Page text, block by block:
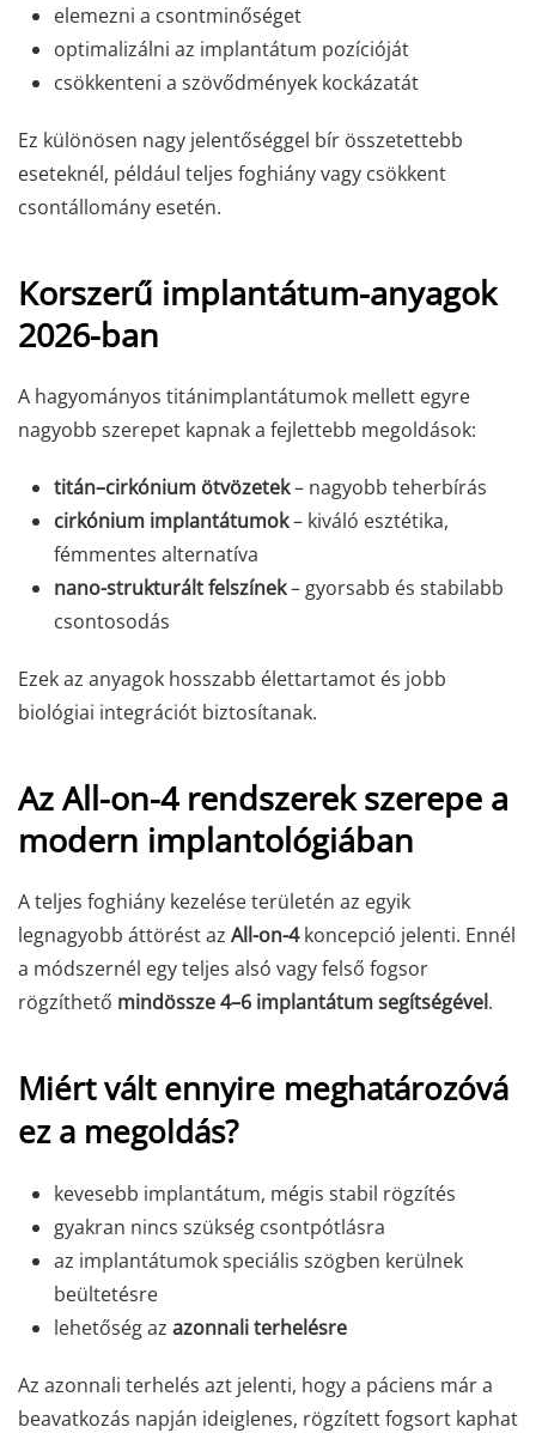
elemezni a csontminőséget
optimalizálni az implantátum pozícióját
csökkenteni a szövődmények kockázatát
Ez különösen nagy jelentőséggel bír összetettebb
eseteknél, például teljes foghiány vagy csökkent
csontállomány esetén.
Korszerű implantátum-anyagok
2026-ban
A hagyományos titánimplantátumok mellett egyre
nagyobb szerepet kapnak a fejlettebb megoldások:
titán–cirkónium ötvözetek– nagyobb teherbírás
cirkónium implantátumok– kiváló esztétika,
fémmentes alternatíva
nano-strukturált felszínek– gyorsabb és stabilabb
csontosodás
Ezek az anyagok hosszabb élettartamot és jobb
biológiai integrációt biztosítanak.
Az All-on-4 rendszerek szerepe a
modern implantológiában
A teljes foghiány kezelése területén az egyik
legnagyobb áttörést az All-on-4koncepció jelenti. Ennél
a módszernél egy teljes alsó vagy felső fogsor
rögzíthető mindössze 4–6 implantátum segítségével.
Miért vált ennyire meghatározóvá
ez a megoldás?
kevesebb implantátum, mégis stabil rögzítés
gyakran nincs szükség csontpótlásra
az implantátumok speciális szögben kerülnek
beültetésre
lehetőség az azonnali terhelésre
Az azonnali terhelés azt jelenti, hogy a páciens már a
beavatkozás napján ideiglenes, rögzített fogsort kaphat